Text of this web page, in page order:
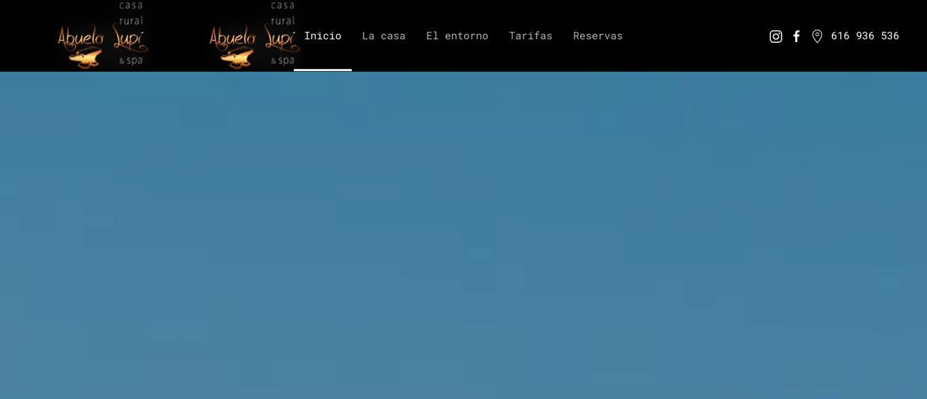
Ir al contenido principal Inicio La casa El entorno Tarifas Reservas 616 936 536